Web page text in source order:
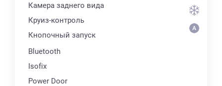
Камера заднего вида
Круиз-контроль
Кнопочный запуск
Bluetooth
Isofix
Power Door